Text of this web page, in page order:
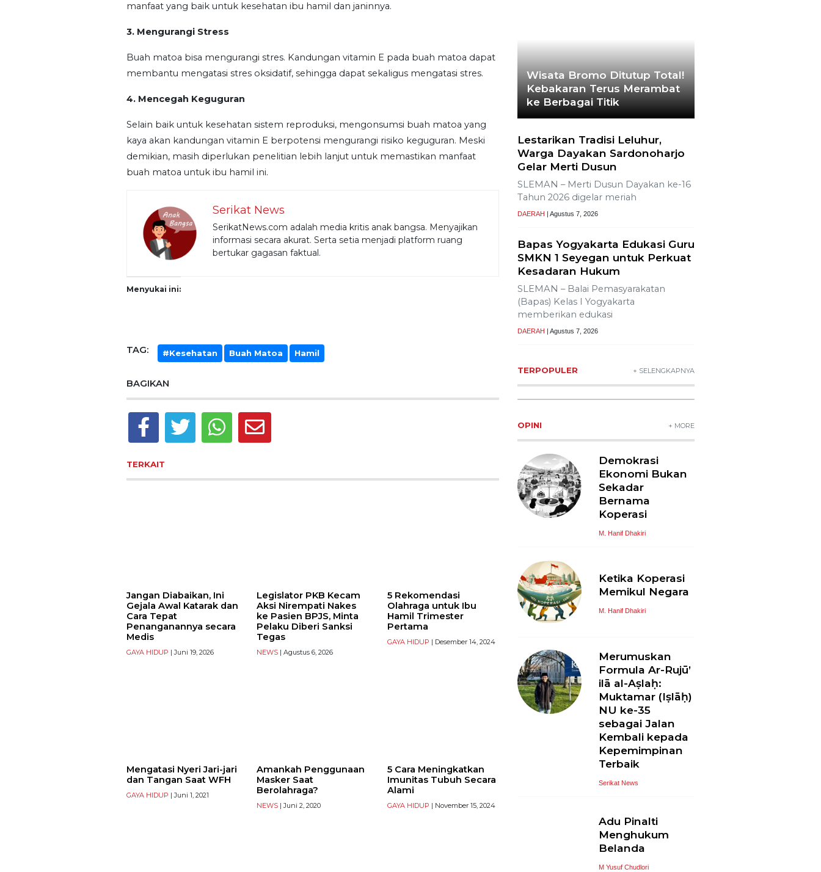
manfaat yang baik untuk kesehatan ibu hamil dan janinnya.
3. Mengurangi Stress
Buah matoa bisa mengurangi stres. Kandungan vitamin E pada buah matoa dapat
membantu mengatasi stres oksidatif, sehingga dapat sekaligus mengatasi stres.
4. Mencegah Keguguran
Selain baik untuk kesehatan sistem reproduksi, mengonsumsi buah matoa yang
kaya akan kandungan vitamin E berpotensi mengurangi risiko keguguran. Meski
demikian, masih diperlukan penelitian lebih lanjut untuk memastikan manfaat
buah matoa untuk ibu hamil ini.
Serikat News
SerikatNews.com adalah media kritis anak bangsa. Menyajikan
informasi secara akurat. Serta setia menjadi platform ruang
bertukar gagasan faktual.
Menyukai ini:
TAG: #Kesehatan Buah Matoa Hamil
BAGIKAN
TERKAIT
Jangan Diabaikan, Ini
Gejala Awal Katarak dan
Cara Tepat
Penanganannya secara
Medis
GAYA HIDUP | Juni 19, 2026
Legislator PKB Kecam
Aksi Nirempati Nakes
ke Pasien BPJS, Minta
Pelaku Diberi Sanksi
Tegas
NEWS | Agustus 6, 2026
5 Rekomendasi
Olahraga untuk Ibu
Hamil Trimester
Pertama
GAYA HIDUP | Desember 14, 2024
Mengatasi Nyeri Jari-jari
dan Tangan Saat WFH
GAYA HIDUP | Juni 1, 2021
Amankah Penggunaan
Masker Saat
Berolahraga?
NEWS | Juni 2, 2020
5 Cara Meningkatkan
Imunitas Tubuh Secara
Alami
GAYA HIDUP | November 15, 2024
Wisata Bromo Ditutup Total!
Kebakaran Terus Merambat
ke Berbagai Titik
Lestarikan Tradisi Leluhur,
Warga Dayakan Sardonoharjo
Gelar Merti Dusun
SLEMAN – Merti Dusun Dayakan ke-16
Tahun 2026 digelar meriah
DAERAH | Agustus 7, 2026
Bapas Yogyakarta Edukasi Guru
SMKN 1 Seyegan untuk Perkuat
Kesadaran Hukum
SLEMAN – Balai Pemasyarakatan
(Bapas) Kelas I Yogyakarta
memberikan edukasi
DAERAH | Agustus 7, 2026
TERPOPULER + SELENGKAPNYA
OPINI + MORE
Demokrasi
Ekonomi Bukan
Sekadar
Bernama
Koperasi
M. Hanif Dhakiri
Ketika Koperasi
Memikul Negara
M. Hanif Dhakiri
Merumuskan
Formula Ar-Rujū’
ilā al-Aṣlaḥ:
Muktamar (Iṣlāḥ)
NU ke-35
sebagai Jalan
Kembali kepada
Kepemimpinan
Terbaik
Serikat News
Adu Pinalti
Menghukum
Belanda
M Yusuf Chudlori